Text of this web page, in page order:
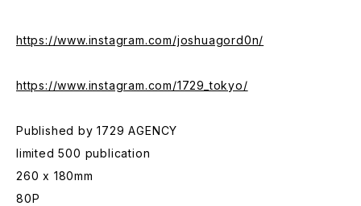
https://www.instagram.com/joshuagord0n/
https://www.instagram.com/1729_tokyo/
Published by 1729 AGENCY
limited 500 publication
260 x 180mm
80P